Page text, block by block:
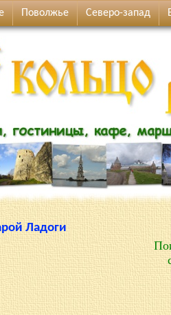
Поволжье Северо-запад
Ладоги